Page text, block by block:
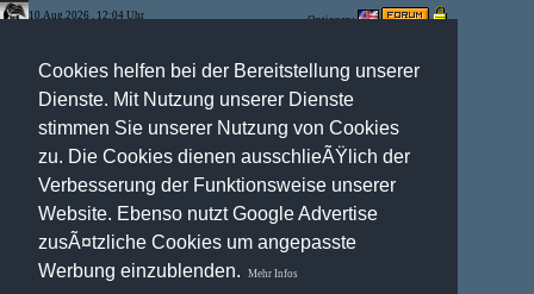
Cookies helfen bei der Bereitstellung unserer
Dienste. Mit Nutzung unserer Dienste
stimmen Sie unserer Nutzung von Cookies
zu. Die Cookies dienen ausschlieÃŸlich der
Verbesserung der Funktionsweise unserer
Website. Ebenso nutzt Google Advertise
zusÃ¤tzliche Cookies um angepasste
Werbung einzublenden.
Mehr Infos
10.Aug.2026 , 12:04 Uhr Optionen: